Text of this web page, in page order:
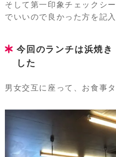
そして第一印象チェックシ
でいいので良かった方を記
今回のランチは浜焼
した
男女交互に座って、お食事